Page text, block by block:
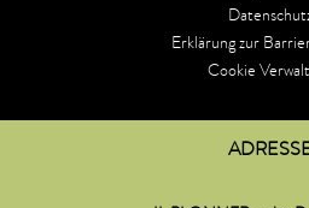
Erklärung zur
Cookie